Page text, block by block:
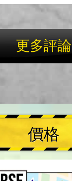
更多評論
價格